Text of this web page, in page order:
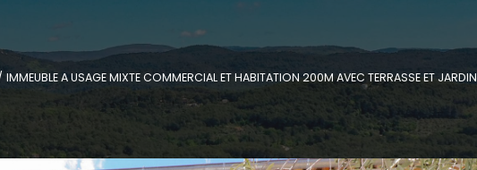
IMMEUBLE A USAGE MIXTE COMMERCIAL ET HABITATION 200M AVEC TERRASSE ET JARDIN